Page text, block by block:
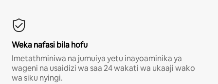
Weka nafasi bila hofu
Imetathminiwa na jumuiya yetu inayoaminika ya
wageni na usaidizi wa saa 24 wakati wa ukaaji wako
wa siku nyingi.